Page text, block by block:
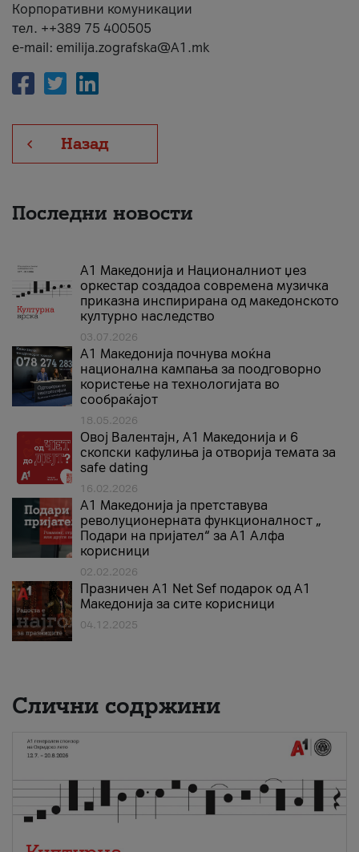
Корпоративни комуникации
тел. ++389 75 400505
e-mail: emilija.zografska@A1.mk
Назад
Последни новости
А1 Македонија и Националниот џез
оркестар создадоа современа музичка
приказна инспирирана од македонското
културно наследство
03.07.2026
A1 Македонија почнува моќна
национална кампања за поодговорно
користење на технологијата во
сообраќајот
18.05.2026
Овој Валентајн, A1 Македонија и 6
скопски кафулиња ја отворија темата за
safe dating
16.02.2026
А1 Македонија ја претставува
револуционерната функционалност „
Подари на пријател“ за А1 Алфа
корисници
02.02.2026
Празничен A1 Net Sеf подарок од А1
Македонија за сите корисници
04.12.2025
Слични содржини